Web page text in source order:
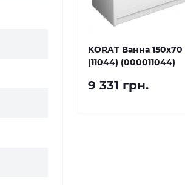
KОRAT Ванна 150х70
(11044) (000011044)
9 331 грн.